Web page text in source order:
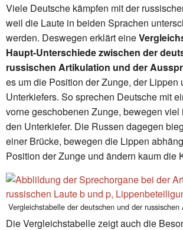
Viele Deutsche kämpfen mit der
weil die Laute in beiden Sprachen
werden. Deswegen erklärt eine
Haupt-Unterschiede zwischen der
russischen Artikulation und der
es um die Position der Zunge, der Lippen
Unterkiefers. So sprechen Deutsche mit
vorne geschobenen Zunge, bewegen viel
den Unterkiefer. Die Russen dagegen
einer Brücke, bewegen die Lippen
Position der Zunge und ändern kaum die
Vergleichstabelle der deutschen und der
Die Vergleichstabelle zeigt auch die